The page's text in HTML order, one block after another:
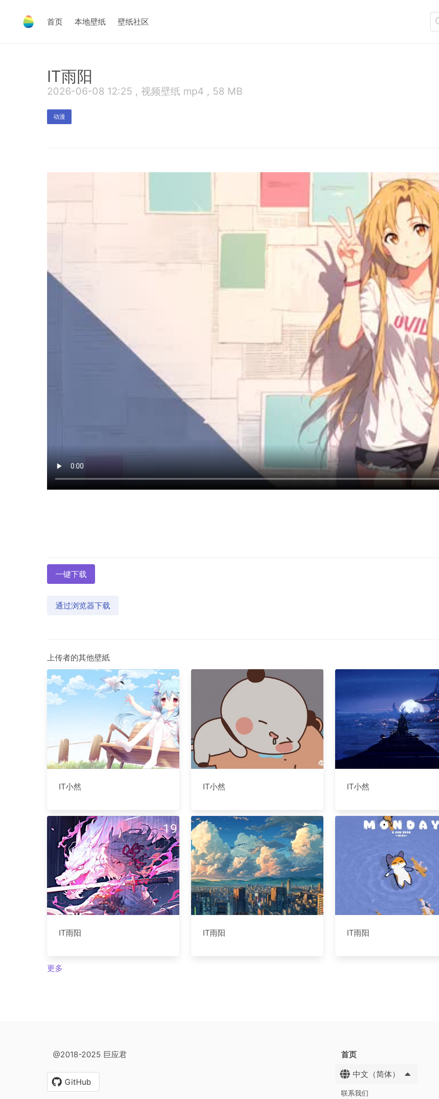
首页 本地壁纸 壁纸社区
IT雨阳
2026-06-08 12:25 , 视频壁纸 mp4 , 58 MB
动漫
一键下载
通过浏览器下载
上传者的其他壁紙
IT小然 IT小然 IT小然
IT雨阳 IT雨阳 IT雨阳
更多
@2018-2025 巨应君
GitHub
首页
中文（简体）
联系我们